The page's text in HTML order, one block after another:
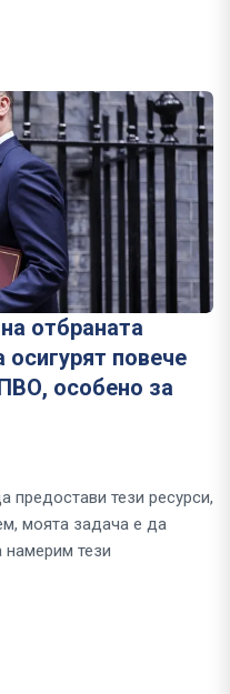
отбраната
повече
особено за
предостави тези ресурси,
моята задача е да
тези